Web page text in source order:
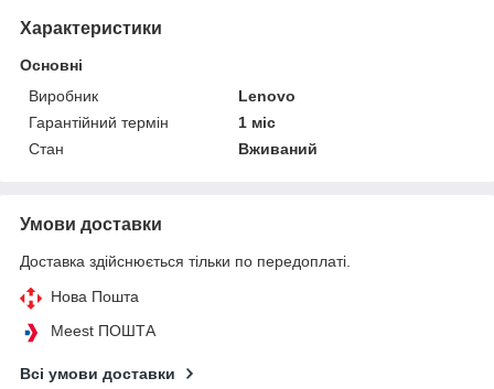
Характеристики
Основні
Виробник
Lenovo
Гарантійний термін
1 міс
Стан
Вживаний
Умови доставки
Доставка здійснюється тільки по передоплаті.
Нова Пошта
Meest ПОШТА
Всі умови доставки